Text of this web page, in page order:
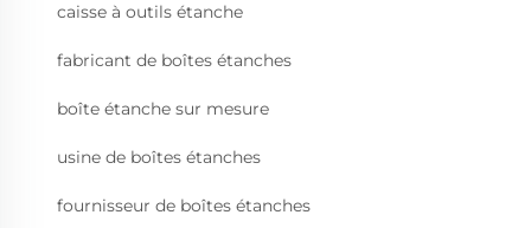
caisse à outils étanche
fabricant de boîtes étanches
boîte étanche sur mesure
usine de boîtes étanches
fournisseur de boîtes étanches